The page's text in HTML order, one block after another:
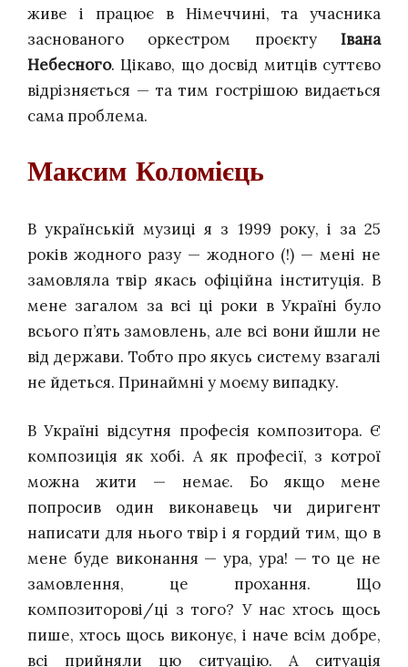
живе і працює в Німеччині, та учасника
заснованого оркестром проєкту Івана
Небесного. Цікаво, що досвід митців суттєво
відрізняється — та тим гострішою видається
сама проблема.
Максим Коломієць
В українській музиці я з 1999 року, і за 25
років жодного разу — жодного (!) — мені не
замовляла твір якась офіційна інституція. В
мене загалом за всі ці роки в Україні було
всього п’ять замовлень, але всі вони йшли не
від держави. Тобто про якусь систему взагалі
не йдеться. Принаймні у моєму випадку.
В Україні відсутня професія композитора. Є
композиція як хобі. А як професії, з котрої
можна жити — немає. Бо якщо мене
попросив один виконавець чи диригент
написати для нього твір і я гордий тим, що в
мене буде виконання — ура, ура! — то це не
замовлення, це прохання. Що
композиторові/ці з того? У нас хтось щось
пише, хтось щось виконує, і наче всім добре,
всі прийняли цю ситуацію. А ситуація